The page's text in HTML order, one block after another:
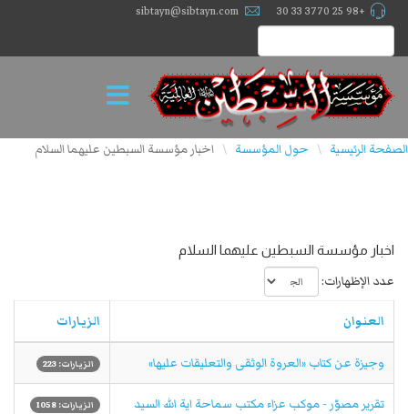
+98 25 3770 33 30
sibtayn@sibtayn.com
الصفحة الرئيسية \ حول المؤسسة \ اخبار مؤسسة السبطين عليهما السلام
اخبار مؤسسة السبطين عليهما السلام
عدد الإظهارات:
العنوان الزيارات
وجیزة عن کتاب «العروة الوثقی والتعلیقات علیها» الزيارات: 223
تقرير مصوّر - موكب عزاء مکتب سماحة اية الله السيد
الزيارات: 1058